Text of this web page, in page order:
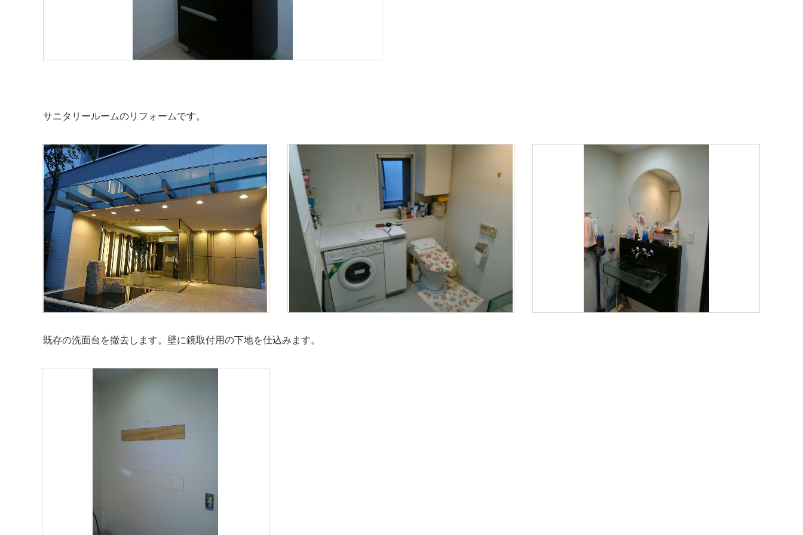
サニタリールームのリフォームです。
既存の洗面台を撤去します。壁に鏡取付用の下地を仕込みます。